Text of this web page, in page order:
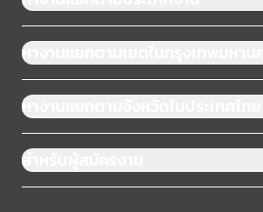
หางานแยกตามเขตในกรุงเทพมหานคร
หางานแยกตามจังหวัดในประเทศไทย
สำหรับผู้สมัครงาน